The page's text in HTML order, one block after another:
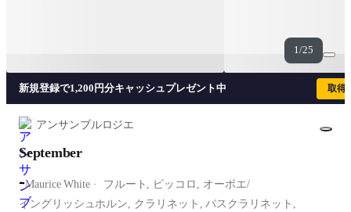
1/25
新規登録で1,200円分キャッシュプレゼント中 取得
アンサンブルロジエ
September
-Maurice White フルート, ピッコロ, オーボエ/
イングリッシュホルン, クラリネット,バスクラリネット,